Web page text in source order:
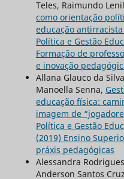
Teles, Raimundo
como orientação
educação
Política e Gestão
Formação de
e inovação
Allana Glauco da
Manoella Senna,
educação física:
imagem de
Política e Gestão
(2019) Ensino
práxis pedagógicas
Alessandra
Anderson Santos